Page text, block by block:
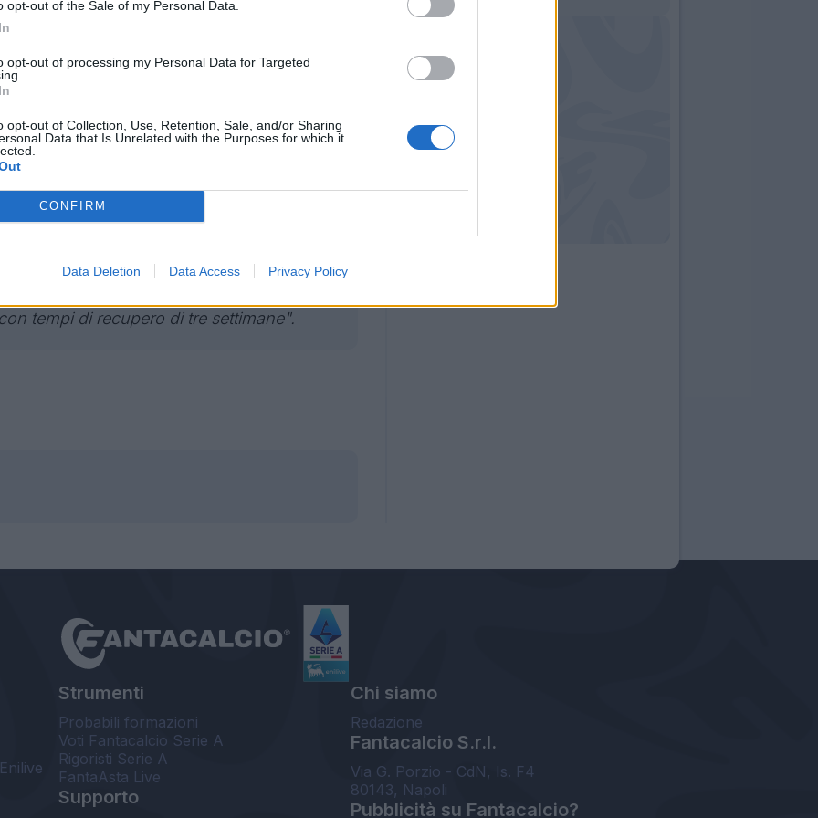
opt-out of the Sale of my Personal Data.
opt-out of processing my Personal Data for Targeted
opt-out of Collection, Use, Retention, Sale, and/or Sharing
Data that Is Unrelated with the Purposes for which it
CONFIRM
Data Deletion Data Access Privacy Policy
ufficiali. Di seguito il bollettino medico:
Michel Aebischer hanno evidenziato una
tempi di recupero di tre settimane".
Strumenti
Probabili formazioni
Voti Fantacalcio Serie A
Rigoristi Serie A
FantaAsta Live
Supporto
Chi siamo
Redazione
Fantacalcio S.r.l.
Via G. Porzio - CdN, Is. F4
80143, Napoli
Pubblicità su Fantacalcio?